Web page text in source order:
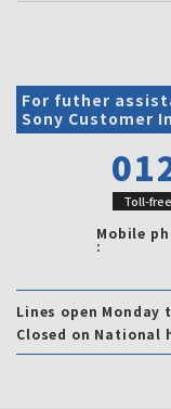
For futher
Sony Customer
Toll-
Mobile
:
Lines open Monday
Closed on National